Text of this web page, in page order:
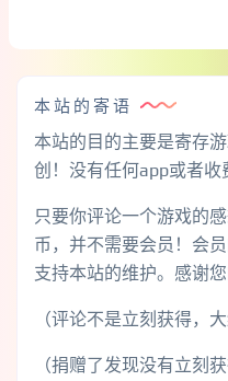
本站的寄语
本站的目的主要是寄存
创！没有任何app或者收
只要你评论一个游戏的
币，并不需要会员！会
支持本站的维护。感谢您
（评论不是立刻获得，
（捐赠了发现没有立刻